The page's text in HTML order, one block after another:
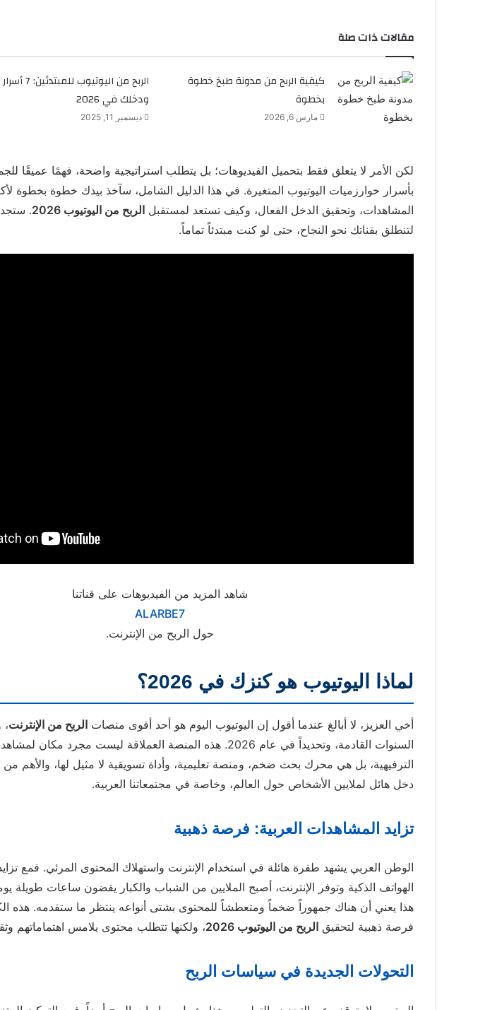
مقالات ذات صلة
كيفية الربح من مدونة طبخ خطوة
بخطوة
مارس 6, 2026
الربح من
ودخلك في 2026
ديسمبر 11, 2025
لكن الأمر لا يتعلق فقط بتحميل الفيديوهات؛ بل يتطلب استراتيجية واضحة، فهمًا عميقًا
بأسرار خوارزميات اليوتيوب المتغيرة. في هذا الدليل الشامل، سآخذ بيدك خطوة بخطوة
المشاهدات، وتحقيق الدخل الفعال، وكيف تستعد لمستقبل الربح من اليوتيوب 2026
. ستجد
لتنطلق بقناتك نحو النجاح، حتى لو كنت مبتدئاً تماماً.
شاهد المزيد من الفيديوهات على قناتنا
ALARBE7
حول الربح من الإنترنت.
لماذا اليوتيوب هو كنزك في 2026؟
أخي العزيز، لا أبالغ عندما أقول إن اليوتيوب اليوم هو أحد أقوى منصات الربح من الإنترنت
السنوات القادمة، وتحديداً في عام 2026. هذه المنصة العملاقة ليست مجرد
الترفيهية، بل هي محرك بحث ضخم، ومنصة تعليمية، وأداة تسويقية لا مثيل لها، والأهم
دخل هائل لملايين الأشخاص حول العالم، وخاصة في مجتمعاتنا العربية.
تزايد المشاهدات العربية: فرصة ذهبية
الوطن العربي يشهد طفرة هائلة في استخدام الإنترنت واستهلاك المحتوى المرئي. فمع
الهواتف الذكية وتوفر الإنترنت، أصبح الملايين من الشباب والكبار يقضون ساعات طويلة
هذا يعني أن هناك جمهوراً ضخماً ومتعطشاً للمحتوى بشتى أنواعه ينتظر ما ستقدمه. هذه
فرصة ذهبية لتحقيق الربح من اليوتيوب 2026 ، ولكنها تتطلب محتوى يلامس اهتماماتهم
التحولات الجديدة في سياسات الربح